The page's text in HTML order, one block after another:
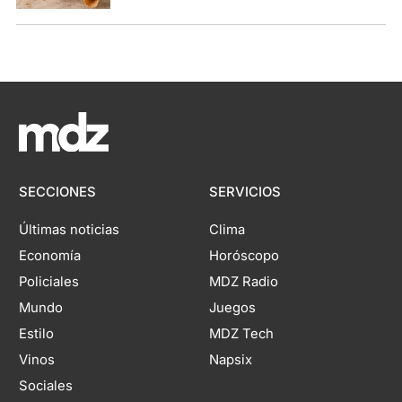
SECCIONES
Últimas noticias
Economía
Policiales
Mundo
Estilo
Vinos
Sociales
SERVICIOS
Clima
Horóscopo
MDZ Radio
Juegos
MDZ Tech
Napsix